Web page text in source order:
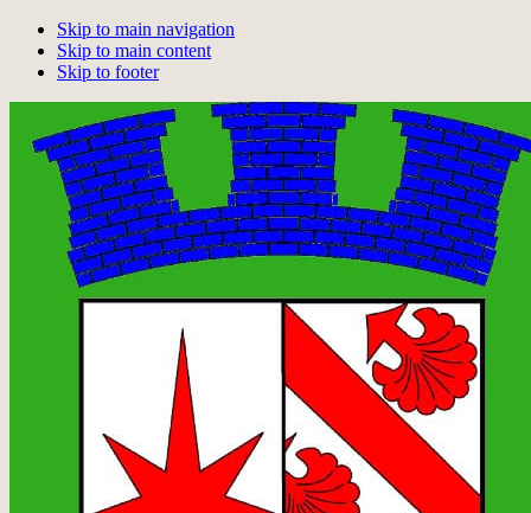
Skip to main navigation
Skip to main content
Skip to footer